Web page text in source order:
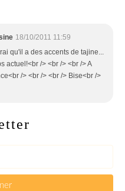
18/10/2011 11:59
qu'il a des accents de tajine...
actuel!<br /> <br /> <br /> A
/> <br /> <br /> Bise<br />